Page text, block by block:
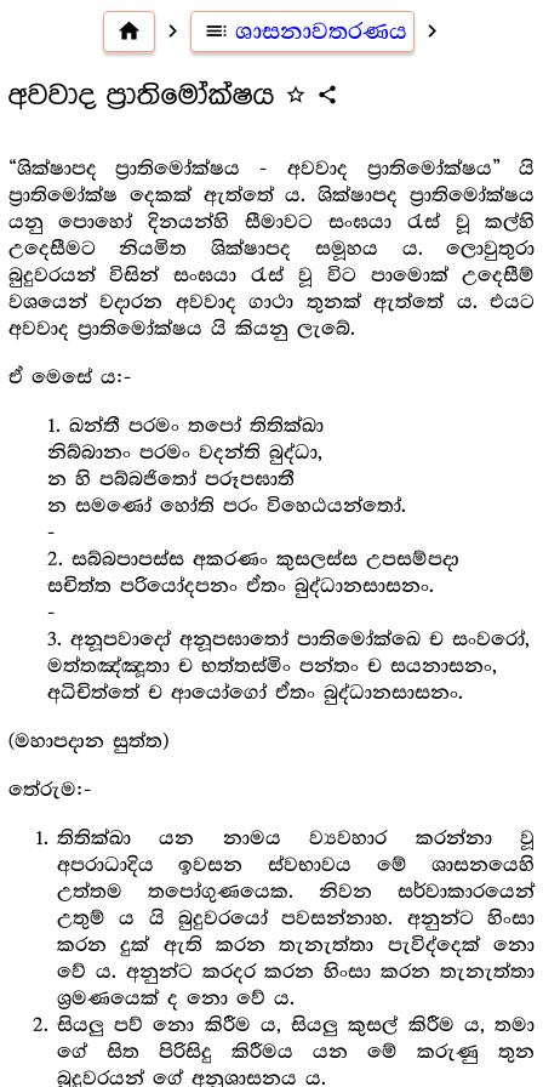
home navigate_next toc ශාසනාවතරණය navigate_next
අවවාද ප්‍රාතිමෝක්ෂය star_outline share
“ශික්ෂාපද ප්‍රාතිමෝක්ෂය - අවවාද ප්‍රාතිමෝක්ෂය” යි
ප්‍රාතිමෝක්ෂ දෙකක් ඇත්තේ ය. ශික්ෂාපද ප්‍රාතිමෝක්ෂය
යනු පොහෝ දිනයන්හි සීමාවට සංඝයා රැස් වූ කල්හි
උදෙසීමට නියමිත ශික්ෂාපද සමූහය ය. ලොවුතුරා
බුදුවරයන් විසින් සංඝයා රැස් වූ විට පාමොක් උදෙසීම්
වශයෙන් වදාරන අවවාද ගාථා තුනක් ඇත්තේ ය. එයට
අවවාද ප්‍රාතිමෝක්ෂය යි කියනු ලැබේ.
ඒ මෙසේ ය:-
1. ඛන්තී පරමං තපෝ තිතික්ඛා
නිබ්බානං පරමං වදන්ති බුද්ධා,
න හි පබ්බජිතෝ පරූපඝාතී
න සමණෝ හෝති පරං විහෙඨයන්තෝ.
-
2. සබ්බපාපස්ස අකරණං කුසලස්ස උපසම්පදා
සචිත්ත පරියෝදපනං ඒතං බුද්ධානසාසනං.
-
3. අනූපවාදෝ අනූපඝාතෝ පාතිමෝක්ඛෙ ච සංවරෝ,
මත්තඤ්ඤූතා ච භත්තස්මිං පන්තං ච සයනාසනං,
අධිචිත්තේ ච ආයෝගෝ ඒතං බුද්ධානසාසනං.
(මහාපදාන සුත්ත)
තේරුම:-
තිතික්ඛා යන නාමය ව්‍යවහාර කරන්නා වූ
අපරාධාදිය ඉවසන ස්වභාවය මේ ශාසනයෙහි
උත්තම තපෝගුණයෙක. නිවන සර්වාකාරයෙන්
උතුම් ය යි බුදුවරයෝ පවසන්නාහ. අනුන්ට හිංසා
කරන දුක් ඇති කරන තැනැත්තා පැවිද්දෙක් නො
වේ ය. අනුන්ට කරදර කරන හිංසා කරන තැනැත්තා
ශ්‍ර‍මණයෙක් ද නො වේ ය.
සියලු පව් නො කිරීම ය, සියලු කුසල් කිරීම ය, තමා
ගේ සිත පිරිසිදු කිරීමය යන මේ කරුණු තුන
බුදුවරයන් ගේ අනුශාසනය ය.